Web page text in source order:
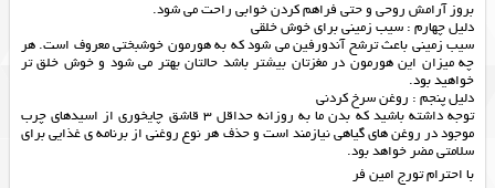
بروز آرامش روحی و حتی فراهم کردن خوابی راحت می شود.
دلیل چهارم : سیب زمینی برای خوش خلقی
سیب زمینی باعث ترشح آندورفین می شود که به هورمون خوشبختی معروف است. هر
چه میزان این هورمون در مغزتان بیشتر باشد حالتان بهتر می شود و خوش خلق تر
خواهید بود.
دلیل پنجم : روغن سرخ کردنی
توجه داشته باشید که بدن ما به روزانه حداقل 3 قاشق چایخوری از اسیدهای چرب
موجود در روغن های گیاهی نیازمند است و حذف هر نوع روغنی از برنامه ی غذایی برای
سلامتی مضر خواهد بود.
با احترام تورج امین فر